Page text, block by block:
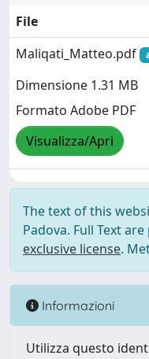
File
Maliqati_Matteo.pdf
Dimensione 1.31 MB
Formato Adobe PDF
Visualizza/Apri
The text of this
Padova. Full Text
exclusive license.
Informazioni
Utilizza questo